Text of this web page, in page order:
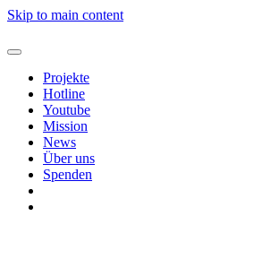
Skip to main content
Projekte
Hotline
Youtube
Mission
News
Über uns
Spenden